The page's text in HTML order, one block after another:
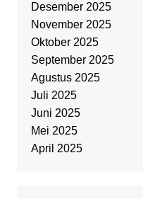
Desember 2025
November 2025
Oktober 2025
September 2025
Agustus 2025
Juli 2025
Juni 2025
Mei 2025
April 2025